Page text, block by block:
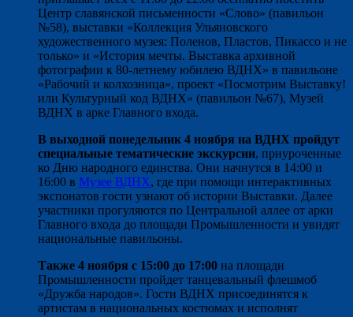
Центр славянской письменности «Слово» (павильон
№58), выставки «Коллекция Ульяновского
художественного музея: Поленов, Пластов, Пикассо и не
только» и «История мечты. Выставка архивной
фотографии к 80-летнему юбилею ВДНХ» в павильоне
«Рабочий и колхозница», проект «Посмотрим Выставку!
или Культурный код ВДНХ» (павильон №67), Музей
ВДНХ в арке Главного входа.
В выходной понедельник 4 ноября на ВДНХ пройдут
специальные тематические экскурсии, приуроченные
ко Дню народного единства. Они начнутся в 14:00 и
16:00 в Музее ВДНХ, где при помощи интерактивных
экспонатов гости узнают об истории Выставки. Далее
участники прогуляются по Центральной аллее от арки
Главного входа до площади Промышленности и увидят
национальные павильоны.
Также 4 ноября с 15:00 до 17:00 на площади
Промышленности пройдет танцевальный флешмоб
«Дружба народов». Гости ВДНХ присоединятся к
артистам в национальных костюмах и исполнят